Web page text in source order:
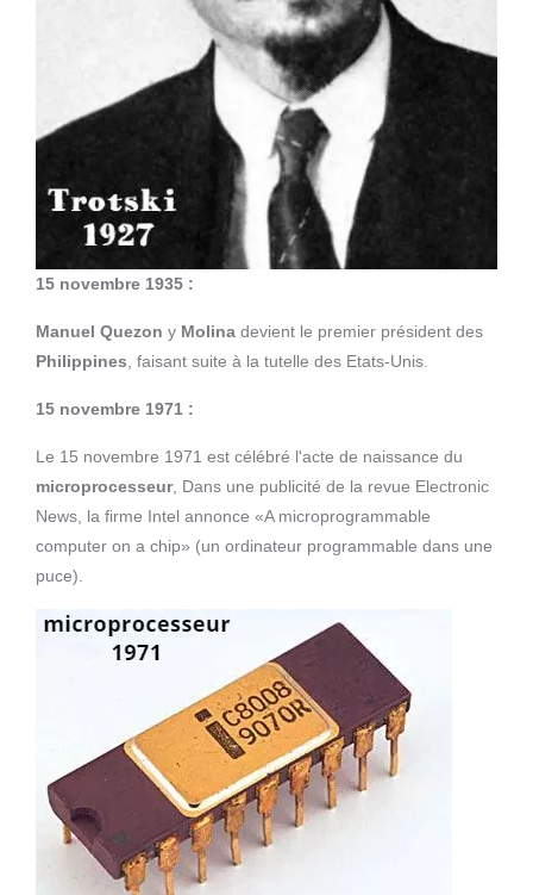
15 novembre 1935 :
Manuel Quezon y Molina devient le premier président des
Philippines, faisant suite à la tutelle des Etats-Unis.
15 novembre 1971 :
Le 15 novembre 1971 est célébré l'acte de naissance du
microprocesseur, Dans une publicité de la revue Electronic
News, la firme Intel annonce «A microprogrammable
computer on a chip» (un ordinateur programmable dans une
puce).